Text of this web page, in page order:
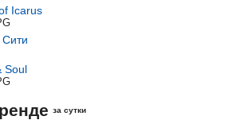
Icarus
Сити
Soul
за сутки